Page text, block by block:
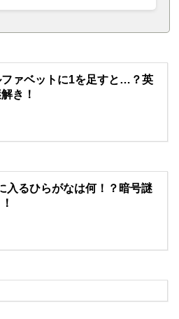
ファベットに1を足すと…？英
き！
入るひらがなは何！？暗号謎